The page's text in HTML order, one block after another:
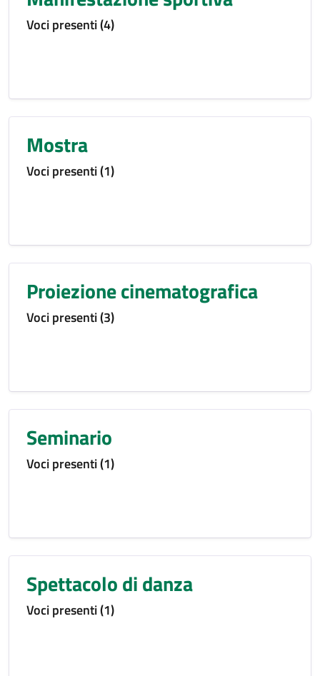
Voci presenti (4)
Mostra
Voci presenti (1)
Proiezione cinematografica
Voci presenti (3)
Seminario
Voci presenti (1)
Spettacolo di danza
Voci presenti (1)